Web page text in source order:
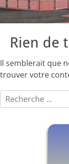
Rien de
Il semblerait que
trouver votre
Rechercher :